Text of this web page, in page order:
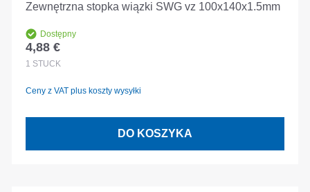
Zewnętrzna stopka wiązki SWG vz 100x140x1.5mm
Dostępny
Cena regularna:
4,88 €
1 STÜCK
Ceny z VAT plus koszty wysyłki
DO KOSZYKA